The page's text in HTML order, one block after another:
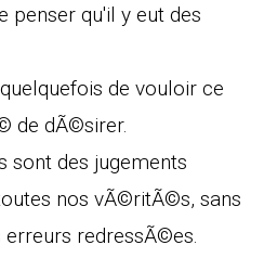
penser qu'il y eut des
de vouloir ce
de dÃ©sirer.
sont des jugements
nos vÃ©ritÃ©s, sans
redressÃ©es.